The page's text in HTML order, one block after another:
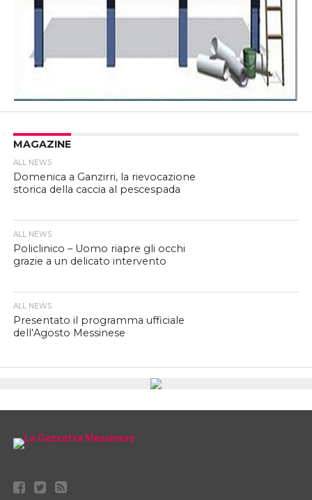
MAGAZINE
ALL NEWS
Domenica a Ganzirri, la rievocazione
storica della caccia al pescespada
ALL NEWS
Policlinico – Uomo riapre gli occhi
grazie a un delicato intervento
ALL NEWS
Presentato il programma ufficiale
dell’Agosto Messinese